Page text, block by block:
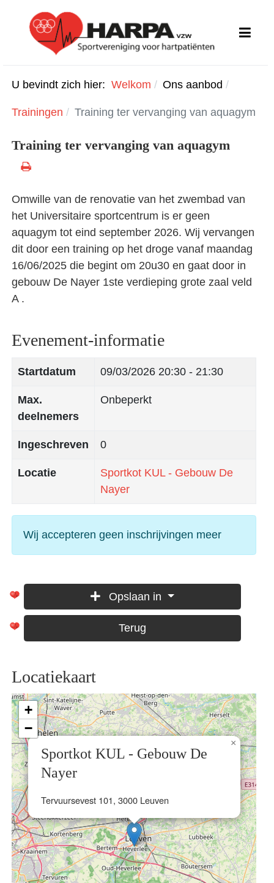
U bevindt zich hier: Welkom Ons aanbod
Trainingen Training ter vervanging van aquagym
Training ter vervanging van aquagym
Omwille van de renovatie van het zwembad van
het Universitaire sportcentrum is er geen
aquagym tot eind september 2026. Wij vervangen
dit door een training op het droge vanaf maandag
16/06/2025 die begint om 20u30 en gaat door in
gebouw De Nayer 1ste verdieping grote zaal veld
A .
Evenement-informatie
Startdatum 09/03/2026 20:30 - 21:30
Max.
deelnemers
Onbeperkt
Ingeschreven 0
Locatie
Sportkot KUL - Gebouw De
Nayer
Wij accepteren geen inschrijvingen meer
Opslaan in
Terug
Locatiekaart
Sportkot KUL - Gebouw De
Nayer
Tervuursevest 101, 3000 Leuven
×
+
−